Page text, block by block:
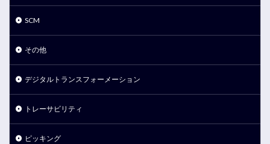
SCM
その他
デジタルトランスフォーメーション
トレーサビリティ
ピッキング